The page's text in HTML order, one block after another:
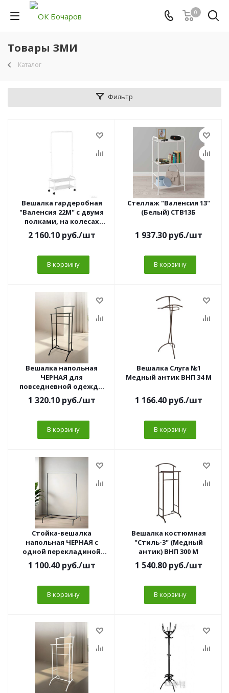
0
Товары ЗМИ
Каталог
Фильтр
Вешалка гардеробная
"Валенсия 22М" с двумя
полками, на колесах
(белый) ВГВ22М Б
2 160.10руб./шт
В корзину
Стеллаж "Валенсия 13"
(Белый) СТВ13Б
1 937.30руб./шт
В корзину
Вешалка напольная
ЧЕРНАЯ для
повседневной одежды
(470*350*1080 мм) ВПО-2Ч
1 320.10руб./шт
В корзину
Вешалка Слуга №1
Медный антик ВНП 34 М
1 166.40руб./шт
В корзину
Стойка-вешалка
напольная ЧЕРНАЯ с
одной перекладиной
для одежды
(950*450*1500 мм) СНВ-1
1 100.40руб./шт
В корзину
Вешалка костюмная
"Стиль-3" (Медный
антик) ВНП 300 М
1 540.80руб./шт
В корзину